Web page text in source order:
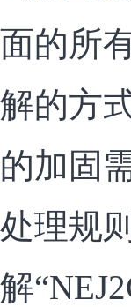
面的所
解的方
的加固
处理规
解